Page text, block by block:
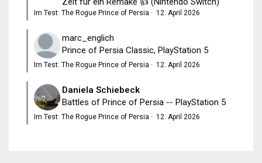
Im Test: The Rogue Prince of Persia · 12. April 2026
marc_englich
Prince of Persia Classic, PlayStation 5
Im Test: The Rogue Prince of Persia · 12. April 2026
Daniela Schiebeck
Battles of Prince of Persia -- PlayStation 5
Im Test: The Rogue Prince of Persia · 12. April 2026